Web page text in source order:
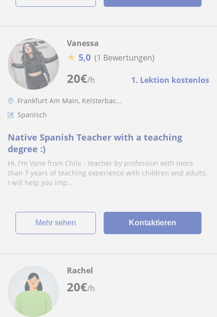
20€/h 1. Lektion kostenlos
Vanessa
★ 5,0 (1 Bewertungen)
Frankfurt Am Main, Kelsterbac...
Spanisch
Native Spanish Teacher with a teaching
degree :)
Hi, I'm Vane from Chile - teacher by profession with more
than 7 years of teaching experience with children and adults.
I will help you imp...
Mehr sehen Kontaktieren
20€/h
Rachel